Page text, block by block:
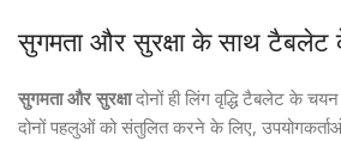
सुगमता और सुरक्षा के साथ टैबलेट
सुगमता और सुरक्षादोनों ही लिंग वृद्धि टैबलेट के
दोनों पहलुओं को संतुलित करने के लिए, उपयोगकर्ताओं